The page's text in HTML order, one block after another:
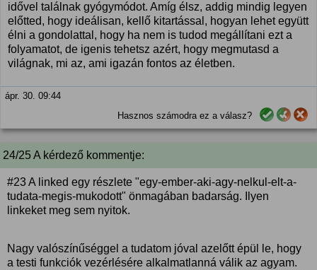
idővel találnak gyógymódot. Amíg élsz, addig mindig legyen
előtted, hogy ideálisan, kellő kitartással, hogyan lehet együtt
élni a gondolattal, hogy ha nem is tudod megállítani ezt a
folyamatot, de igenis tehetsz azért, hogy megmutasd a
világnak, mi az, ami igazán fontos az életben.
ápr. 30. 09:44
Hasznos számodra ez a válasz?
24/25 A kérdező kommentje:
#23 A linked egy részlete "egy-ember-aki-agy-nelkul-elt-a-
tudata-megis-mukodott" önmagában badarság. Ilyen
linkeket meg sem nyitok.
Nagy valószínűséggel a tudatom jóval azelőtt épül le, hogy
a testi funkciók vezérlésére alkalmatlanná válik az agyam.